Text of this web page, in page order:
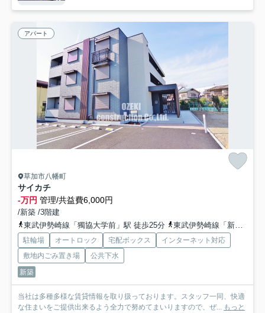
アパート
草加市八幡町
サイカチ
-万円 管理/共益費6,000円
/新築 /3階建
東武伊勢崎線「獨協大学前」駅 徒歩25分
東武伊勢崎線「新田」駅 徒歩29分
駐輪場 オートロック 宅配ボックス
インターネット対応
敷地内ごみ置き場
公共下水
新築
当社は多種多様な賃貸情報を取り扱っております。スタッフ一同、快適
な住まいをご提供出来るよう全力で努めてまいりますので、ぜ... もっと